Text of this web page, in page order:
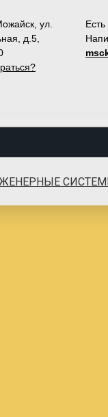
ул.
д.5,